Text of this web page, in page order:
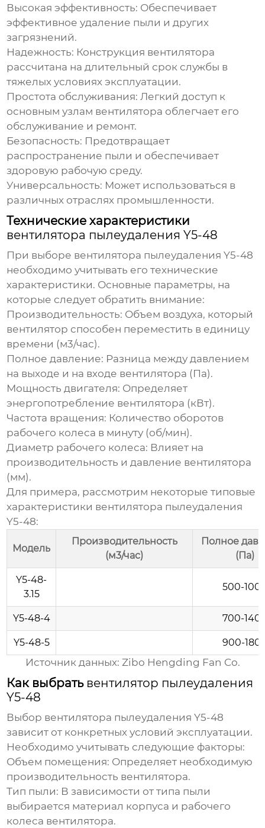
Высокая эффективность: Обеспечивает
эффективное удаление пыли и других
загрязнений.
Надежность: Конструкция вентилятора
рассчитана на длительный срок службы в
тяжелых условиях эксплуатации.
Простота обслуживания: Легкий доступ к
основным узлам вентилятора облегчает его
обслуживание и ремонт.
Безопасность: Предотвращает
распространение пыли и обеспечивает
здоровую рабочую среду.
Универсальность: Может использоваться в
различных отраслях промышленности.
Технические характеристики
вентилятора пылеудаления Y5-48
При выборе вентилятора пылеудаления Y5-48
необходимо учитывать его технические
характеристики. Основные параметры, на
которые следует обратить внимание:
Производительность: Объем воздуха, который
вентилятор способен переместить в единицу
времени (м3/час).
Полное давление: Разница между давлением
на выходе и на входе вентилятора (Па).
Мощность двигателя: Определяет
энергопотребление вентилятора (кВт).
Частота вращения: Количество оборотов
рабочего колеса в минуту (об/мин).
Диаметр рабочего колеса: Влияет на
производительность и давление вентилятора
(мм).
Для примера, рассмотрим некоторые типовые
характеристики вентилятора пылеудаления
Y5-48:
Модель
Производительность
(м3/час)
Полное
(Па)
Y5-48-
3.15
500-
Y5-48-4 700-
Y5-48-5 900-
Источник данных: Zibo Hengding Fan Co.
Как выбрать вентилятор пылеудаления
Y5-48
Выбор вентилятора пылеудаления Y5-48
зависит от конкретных условий эксплуатации.
Необходимо учитывать следующие факторы:
Объем помещения: Определяет необходимую
производительность вентилятора.
Тип пыли: В зависимости от типа пыли
выбирается материал корпуса и рабочего
колеса вентилятора.